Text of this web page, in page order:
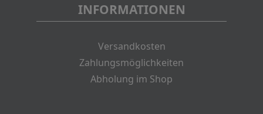
INFORMATIONEN
Versandkosten
Zahlungsmöglichkeiten
Abholung im Shop